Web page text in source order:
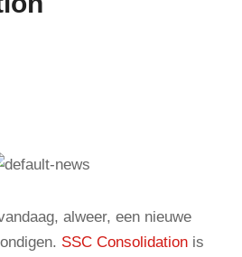
alweer, een nieuwe
SSC Consolidation is